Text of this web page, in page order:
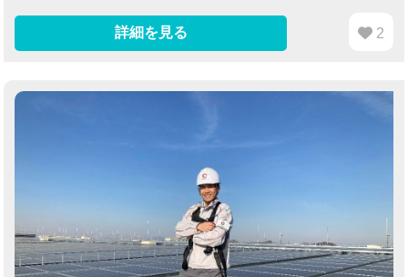
詳細を見る 2